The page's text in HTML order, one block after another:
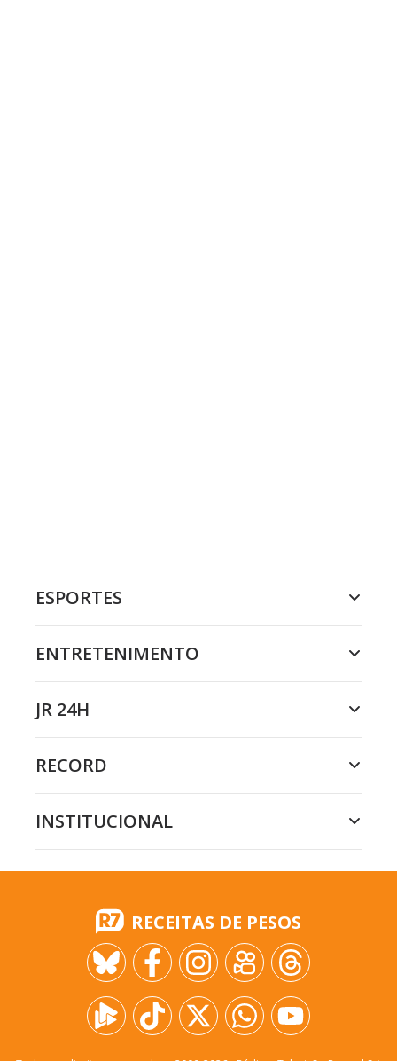
ESPORTES
ENTRETENIMENTO
JR 24H
RECORD
INSTITUCIONAL
RECEITAS DE PESOS